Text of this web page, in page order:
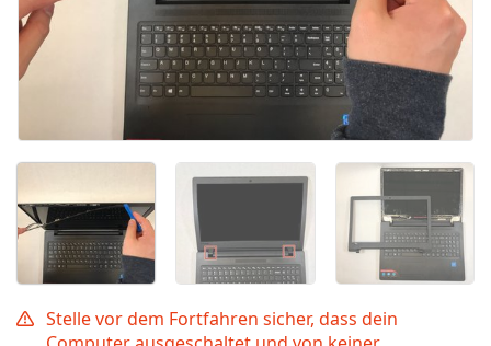
Stelle vor dem Fortfahren sicher, dass dein